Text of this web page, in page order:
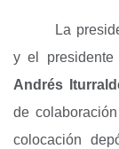
La
y el presidente
Andrés
de
colocación